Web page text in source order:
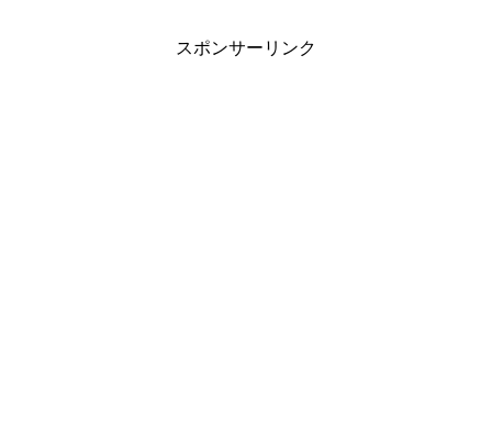
スポンサーリンク